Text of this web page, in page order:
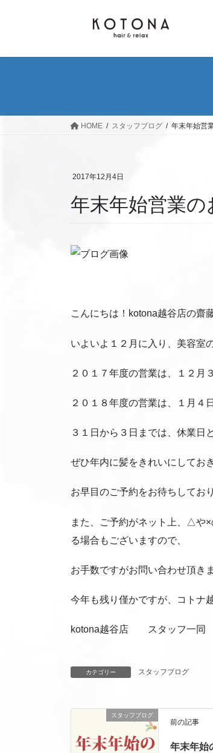
HOME スタッフブログ 年末年始営
2017年12月4日
年末年始営業の
こんにちは！kotona越谷店の齋
いよいよ１２月に入り、美容室
２０１７年度の営業は、１２月
２０１８年度の営業は、１月４
３１日から３日までは、休業日
ぜひ年内に髪をきれいにしてお
お早目のご予約をお待ちしてお
また、ご予約がネット上、△や
る場合もございますので、
お手数ですがお問い合わせ頂き
今年も残り僅かですが、コトナ
kotona越谷店 スタッフ一同
カテゴリー スタッフブログ
スタッフブログ
前の記事
年末年始